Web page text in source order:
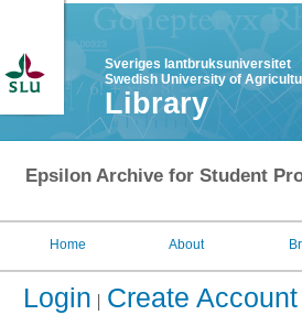
Sveriges lantbruksuniversitet
Swedish University of
Library
Epsilon Archive for Student
Home About
Login Create Account